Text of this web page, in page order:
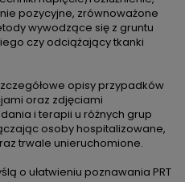
pozycyjne, zrównoważone
wywodzące się z gruntu
czy odciążający tkanki
opisy przypadków
oraz zdjęciami
i terapii u różnych grup
osoby hospitalizowane,
trwale unieruchomione.
o ułatwieniu poznawania PRT